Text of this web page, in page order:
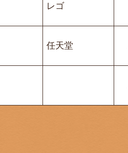
レゴ
任天堂